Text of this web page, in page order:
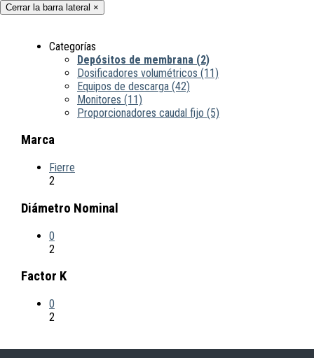
Cerrar la barra lateral ×
Categorías
Depósitos de membrana (2)
Dosificadores volumétricos (11)
Equipos de descarga (42)
Monitores (11)
Proporcionadores caudal fijo (5)
Marca
Fierre
2
Diámetro Nominal
0
2
Factor K
0
2